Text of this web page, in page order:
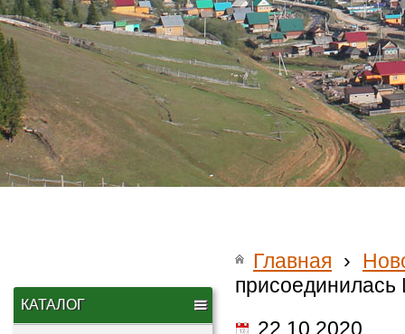
КАТАЛОГ
Главная ›
присоединилась
22.10.2020